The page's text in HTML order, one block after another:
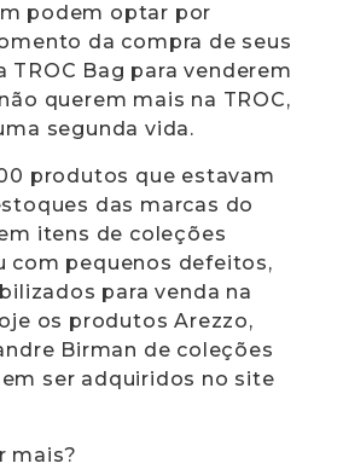
podem optar por
da compra de seus
TROC Bag para venderem
querem mais na TROC,
segunda vida.
produtos que estavam
das marcas do
itens de coleções
com pequenos defeitos,
para venda na
os produtos Arezzo,
Birman de coleções
ser adquiridos no site
mais?